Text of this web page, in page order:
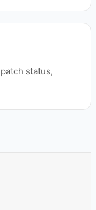
status,